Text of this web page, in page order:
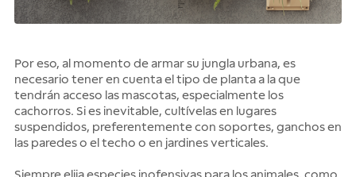
Por eso, al momento de armar su jungla urbana, es
necesario tener en cuenta el tipo de planta a la que
tendrán acceso las mascotas, especialmente los
cachorros. Si es inevitable, cultívelas en lugares
suspendidos, preferentemente con soportes, ganchos en
las paredes o el techo o en jardines verticales.